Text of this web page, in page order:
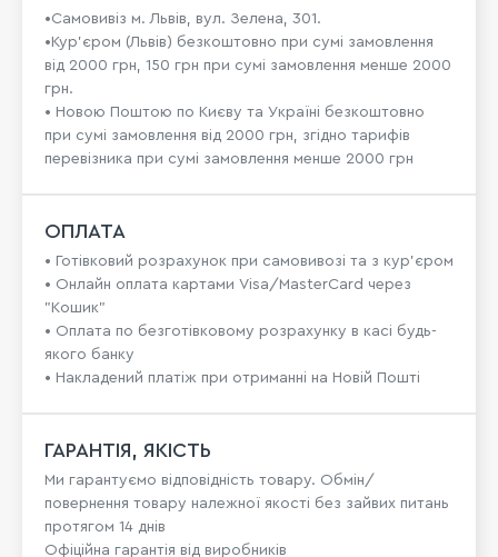
•Самовивіз м. Львів, вул. Зелена, 301.
•Кур'єром (Львів) безкоштовно при сумі замовлення
від 2000 грн, 150 грн при сумі замовлення менше 2000
грн.
• Новою Поштою по Києву та Україні безкоштовно
при сумі замовлення від 2000 грн, згідно тарифів
перевізника при сумі замовлення менше 2000 грн
ОПЛАТА
• Готівковий розрахунок при самовивозі та з кур’єром
• Онлайн оплата картами Visa/MasterCard через
"Кошик"
• Оплата по безготівковому розрахунку в касі будь-
якого банку
• Накладений платіж при отриманні на Новій Пошті
ГАРАНТІЯ, ЯКІСТЬ
Ми гарантуємо відповідність товару. Обмін/
повернення товару належної якості без зайвих питань
протягом 14 днів
Офіційна гарантія від виробників